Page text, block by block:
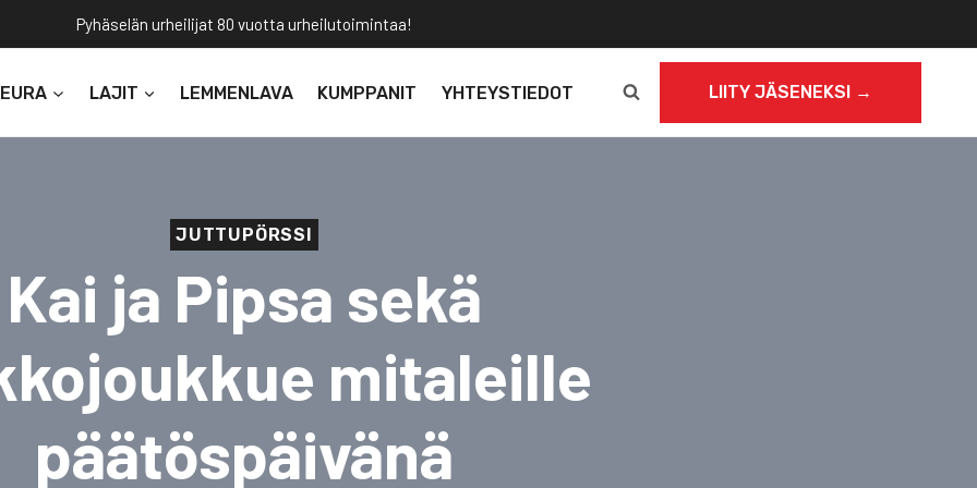
Pyhäselän urheilijat 80 vuotta urheilutoimintaa!
LAJIT LEMMENLAVA KUMPPANIT YHTEYSTIEDOT LIITY JÄSENEKSI →
JUTTUPÖRSSI
Kai ja Pipsa sekä
mitaleille
päätöspäivänä